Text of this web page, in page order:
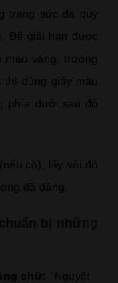
trang sức đá quý
Để giải hạn được
vàng, trường
dùng giấy màu
phía dưới sau đó
có), lấy vải đỏ
đã dâng.
chữ:
“Nguyệt